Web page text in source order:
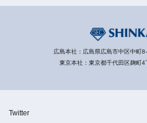
広島本社：広島県広島市中区中町
東京本社：東京都千代田区麹町
Twitter